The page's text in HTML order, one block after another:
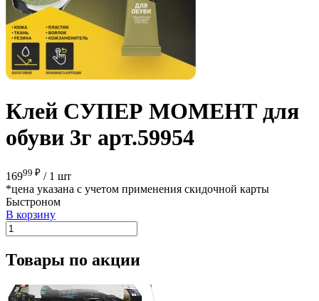
Клей СУПЕР МОМЕНТ для
обуви 3г арт.59954
16999 ₽ / 1 шт
*цена указана с учетом применения скидочной карты
Быстроном
В корзину
Товары по акции